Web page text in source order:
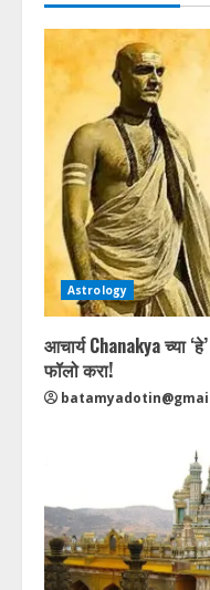
Astrology
आचार्य Chanakya च्या
फॉलो करा!